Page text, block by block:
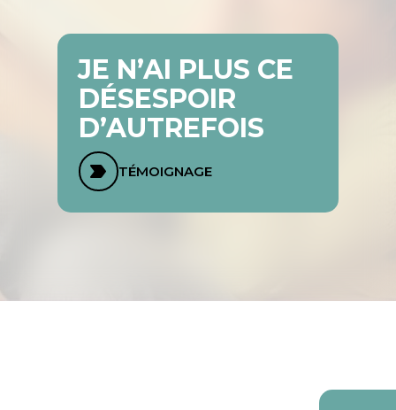
JE N’AI PLUS CE
DÉSESPOIR
D’AUTREFOIS
TÉMOIGNAGE